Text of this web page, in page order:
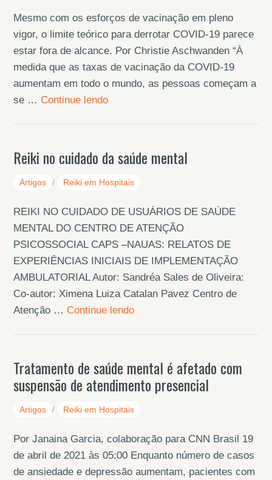
Mesmo com os esforços de vacinação em pleno
vigor, o limite teórico para derrotar COVID-19 parece
estar fora de alcance. Por Christie Aschwanden “À
medida que as taxas de vacinação da COVID-19
aumentam em todo o mundo, as pessoas começam a
se … Continue lendo
Reiki no cuidado da saúde mental
Artigos / Reiki em Hospitais
REIKI NO CUIDADO DE USUÁRIOS DE SAÚDE
MENTAL DO CENTRO DE ATENÇÃO
PSICOSSOCIAL CAPS –NAUAS: RELATOS DE
EXPERIÊNCIAS INICIAIS DE IMPLEMENTAÇÃO
AMBULATORIAL Autor: Sandréa Sales de Oliveira:
Co-autor: Ximena Luiza Catalan Pavez Centro de
Atenção … Continue lendo
Tratamento de saúde mental é afetado com
suspensão de atendimento presencial
Artigos / Reiki em Hospitais
Por Janaina Garcia, colaboração para CNN Brasil 19
de abril de 2021 às 05:00 Enquanto número de casos
de ansiedade e depressão aumentam, pacientes com